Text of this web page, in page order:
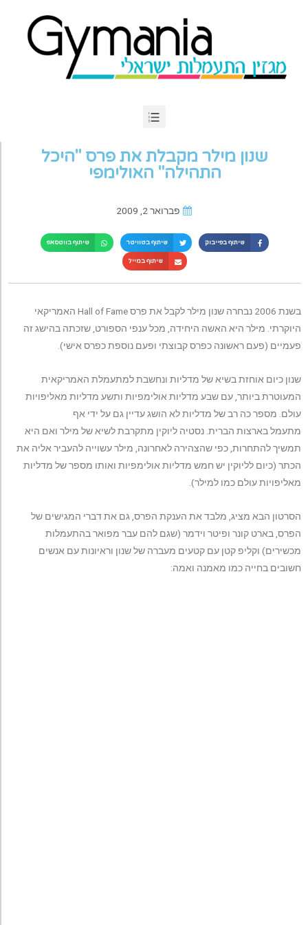
שנון מילר מקבלת את פרס "היכל
התהילה" האולימפי
פברואר 2, 2009
שיתוף בפייבוק שיתוף בטוויטר שיתוף בווטסאפ
שיתוף במייל
בשנת 2006 נבחרה שנון מילר לקבל את פרס Hall of Fame האמריקאי
היוקרתי. מילר היא האשה היחידה, מכל ענפי הספורט, שזכתה בהישג זה
פעמיים (פעם ראשונה כפרס קבוצתי ופעם נוספת כפרס אישי).
שנון כיום אוחזת בשיא של מדליות ונחשבת למתעמלת האמריקאית
המעוטרת ביותר, עם שבע מדליות אולימפיות ותשע מדליות מאליפויות
עולם. מספר כה רב של מדליות לא הושג עדיין גם על ידי אף
מתעמל בארצות הברית. נסטיה ליוקין מתקרבת לשיא של מילר ואם היא
תמשיך להתחרות, כפי שהצהירה לאחרונה, מילר עשוייה להעביר אליה את
הכתר (כיום לליוקין יש חמש מדליות אולימפיות ואותו מספר של מדליות
מאליפויות עולם כמו למילר).
הסרטון הבא מציג, מלבד את הענקת הפרס, גם את דברי המגישים של
הפרס, בארט קונר ופיטר וידמר (שגם להם עבר מפואר בהתעמלות
מכשירים) וקליפ קטן עם קטעים מעברה של שנון וראיונות עם אנשים
חשובים בחייה כמו מאמנה ואמה: